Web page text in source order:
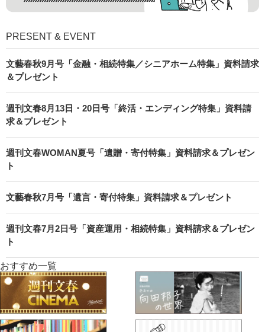
PRESENT & EVENT
文藝春秋9月号「金融・相続特集／シニアホーム特集」資料請求
＆プレゼント
週刊文春8月13日・20日号「終活・エンディング特集」資料請
求＆プレゼント
週刊文春WOMAN夏号「遺贈・寄付特集」資料請求＆プレゼン
ト
文藝春秋7月号「遺言・寄付特集」資料請求＆プレゼント
週刊文春7月2日号「資産運用・相続特集」資料請求＆プレゼン
ト
おすすめ一覧